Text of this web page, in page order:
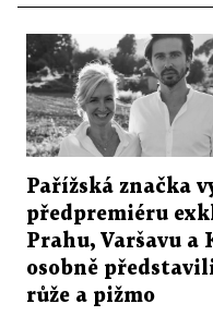
Pařížská značka
předpremiéru
Prahu, Varšavu a
osobně
růže a pižmo